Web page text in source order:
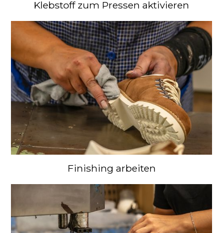
Klebstoff zum Pressen aktivieren
Finishing arbeiten